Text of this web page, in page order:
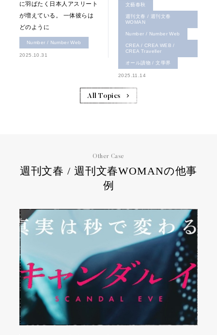
に羽ばたく日本人アスリート
が増えている。 一体彼らは
どのように
Number / Number Web
2025.10.31
文藝春秋
週刊文春 / 週刊文春
WOMAN
Number / Number Web
CREA / CREA WEB /
CREA Traveller
オール讀物 / 文學界
2025.11.14
All Topics
Other Case
週刊文春 / 週刊文春WOMANの他事
例